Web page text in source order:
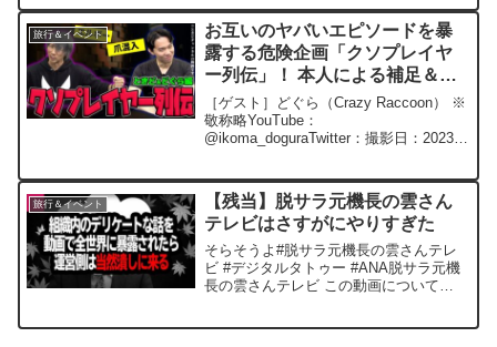
旅行＆イベント
お互いのヤバいエピソードを暴
露する危険企画「クソプレイヤ
ー列伝」！ 本人による補足＆釈
明もあります！【どぐらコラ
ボ】
［ゲスト］どぐら（Crazy Raccoon） ※
敬称略YouTube：
@ikoma_doguraTwitter：撮影日：2023年
楽しみに！チャンネル登録＆高評価よ...
旅行＆イベント
【残当】脱サラ元機長の雲さん
テレビはさすがにやりすぎた
そらそうよ#脱サラ元機長の雲さんテレ
ビ #デジタルタトゥー #ANA脱サラ元機
長の雲さんテレビ この動画について